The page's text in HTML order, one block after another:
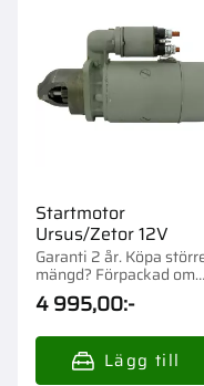
Startmotor
Ursus/Zetor 12V
Garanti 2 år. Köpa
mängd? Förpackad om
1/18 st.
4 995,00:-